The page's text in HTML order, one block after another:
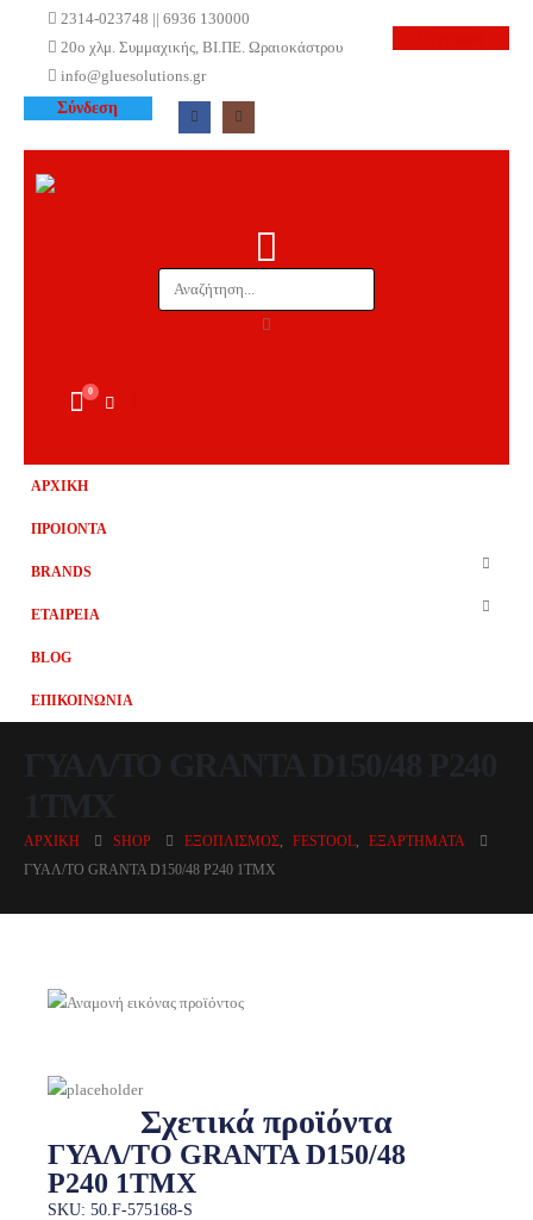
2314-023748 || 6936 130000
20ο χλμ. Συμμαχικής, ΒΙ.ΠΕ. Ωραιοκάστρου
info@gluesolutions.gr
Σύνδεση
0
ΑΡΧΙΚΗ
ΠΡΟΙΟΝΤΑ
BRANDS
ΕΤΑΙΡΕΙΑ
BLOG
ΕΠΙΚΟΙΝΩΝΙΑ
ΑΡΧΙΚΉ SHOP ΕΞΟΠΛΙΣΜΌΣ, FESTOOL,
ΕΞΑΡΤΉΜΑΤΑ
ΓΥΑΛ/ΤΟ GRANTA D150/48 P240 1ΤΜΧ
Σχετικά προϊόντα
ΓΥΑΛ/ΤΟ GRANTA D150/48
P240 1ΤΜΧ
SKU: 50.F-575168-S